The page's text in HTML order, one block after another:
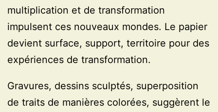
multiplication et de transformation
impulsent ces nouveaux mondes. Le papier
devient surface, support, territoire pour des
expériences de transformation.
Gravures, dessins sculptés, superposition
de traits de manières colorées, suggèrent le